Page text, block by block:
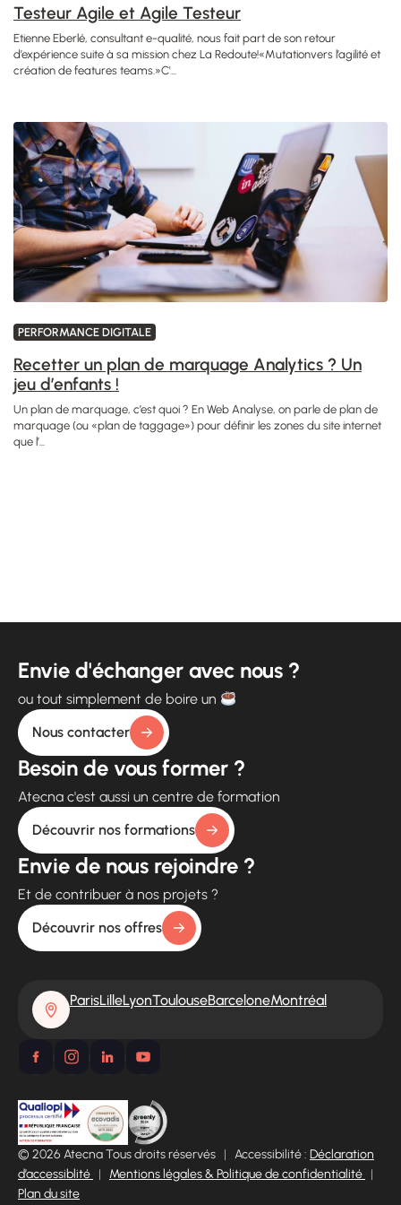
Testeur Agile et Agile Testeur
Etienne Eberlé, consultant e-qualité, nous fait part de son retour
d’expérience suite à sa mission chez La Redoute!«Mutationvers l’agilité et
création de features teams.»C'...
PERFORMANCE DIGITALE
Recetter un plan de marquage Analytics ? Un
jeu d’enfants !
Un plan de marquage, c’est quoi ? En Web Analyse, on parle de plan de
marquage (ou «plan de taggage») pour définir les zones du site internet
que l’...
Envie d'échanger avec nous ?
ou tout simplement de boire un
Nous contacter
Besoin de vous former ?
Atecna c'est aussi un centre de formation
Découvrir nos formations
Envie de nous rejoindre ?
Et de contribuer à nos projets ?
Découvrir nos offres
ParisLilleLyonToulouseBarceloneMontréal
© 2026 Atecna Tous droits réservés | Accessibilité : Déclaration
d’accessiblité | Mentions légales & Politique de confidentialité |
Plan du site